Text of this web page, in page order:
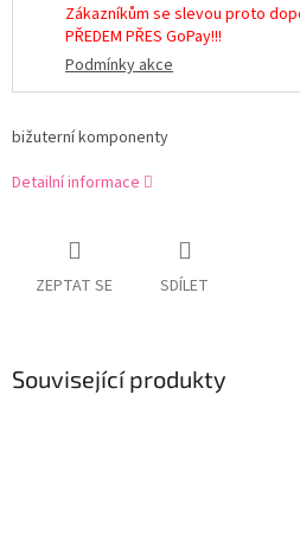
Zákazníkům se slevou proto
PŘEDEM PŘES GoPay!!!
Podmínky akce
bižuterní komponenty
Detailní informace
ZEPTAT SE SDÍLET
Související produkty